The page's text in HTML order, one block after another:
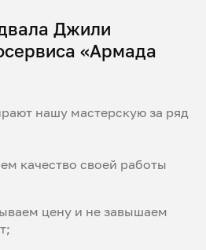
Джили
«Армада
нашу мастерскую за ряд
качество своей работы
цену и не завышаем